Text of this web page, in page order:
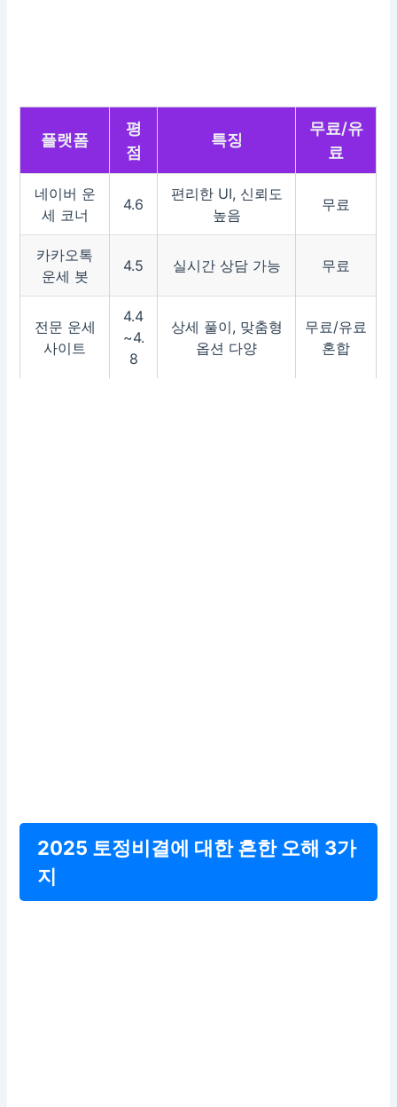
플랫폼
평
점
특징
무료/유
료
네이버 운
세 코너
4.6
편리한 UI, 신뢰도
높음
무료
카카오톡
운세 봇
4.5 실시간 상담 가능 무료
전문 운세
사이트
4.4
~4.
8
상세 풀이, 맞춤형
옵션 다양
무료/유료
혼합
2025 토정비결에 대한 흔한 오해 3가
지